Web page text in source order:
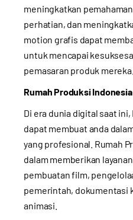
meningkatkan
perhatian, dan
motion grafis dapat
untuk mencapai
pemasaran produk mereka.
Rumah Produksi Indonesia
Di era dunia digital saat
dapat membuat anda
yang profesional. Rumah
dalam memberikan
pembuatan film,
pemerintah, dokumentasi
animasi.